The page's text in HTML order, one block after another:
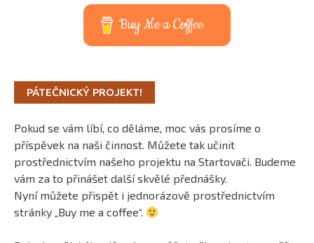
Buy Me a Coffee
PÁTEČNICKÝ PROJEKT!
Pokud se vám líbí, co děláme, moc vás prosíme o
příspěvek na naši činnost. Můžete tak učinit
prostřednictvím našeho projektu na Startovači. Budeme
vám za to přinášet další skvělé přednášky.
Nyní můžete přispět i jednorázově prostřednictvím
stránky „Buy me a coffee“.